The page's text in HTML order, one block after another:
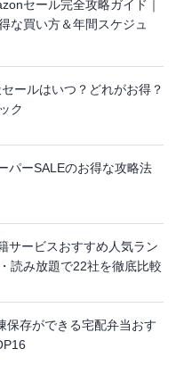
セール完全攻略ガイド｜
な買い方＆年間スケジュ
ールはいつ？どれがお得？
ク
パーSALEのお得な攻略法
サービスおすすめ人気ラン
読み放題で22社を徹底比較
保存ができる宅配弁当おす